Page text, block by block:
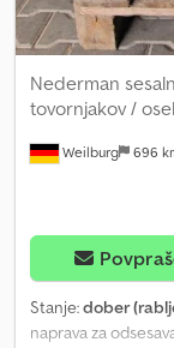
Weilburg 696
Nederman
tovornjakov /
Stanje:dober
naprava za